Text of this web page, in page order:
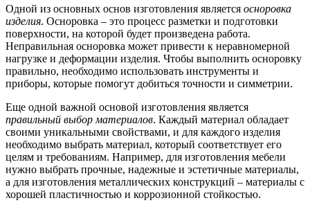
Одной из основных основ изготовления является осноровка
изделия. Осноровка – это процесс разметки и подготовки
поверхности, на которой будет произведена работа.
Неправильная осноровка может привести к неравномерной
нагрузке и деформации изделия. Чтобы выполнить осноровку
правильно, необходимо использовать инструменты и
приборы, которые помогут добиться точности и симметрии.
Еще одной важной основой изготовления является
правильный выбор материалов. Каждый материал обладает
своими уникальными свойствами, и для каждого изделия
необходимо выбрать материал, который соответствует его
целям и требованиям. Например, для изготовления мебели
нужно выбрать прочные, надежные и эстетичные материалы,
а для изготовления металлических конструкций – материалы с
хорошей пластичностью и коррозионной стойкостью.